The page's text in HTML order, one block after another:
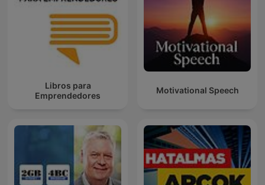
Libros para
Emprendedores
Motivational Speech